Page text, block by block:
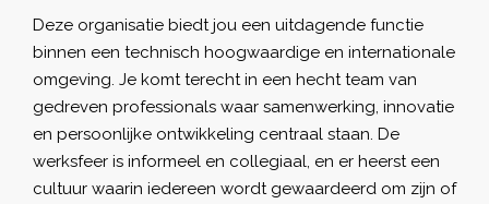
Deze organisatie biedt jou een uitdagende functie
binnen een technisch hoogwaardige en internationale
omgeving. Je komt terecht in een hecht team van
gedreven professionals waar samenwerking, innovatie
en persoonlijke ontwikkeling centraal staan. De
werksfeer is informeel en collegiaal, en er heerst een
cultuur waarin iedereen wordt gewaardeerd om zijn of